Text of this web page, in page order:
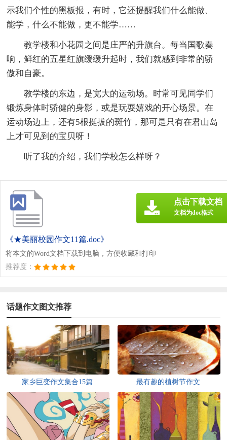
示我们个性的黑板报，有时，它还提醒我们什么能做、
能学，什么不能做，更不能学……
教学楼和小花园之间是庄严的升旗台。每当国歌奏
响，鲜红的五星红旗缓缓升起时，我们就感到非常的骄
傲和自豪。
教学楼的东边，是宽大的运动场。时常可见同学们
锻炼身体时骄健的身影，或是玩耍嬉戏的开心场景。在
运动场边上，还有5根挺拔的斑竹，那可是只有在君山岛
上才可见到的宝贝呀！
听了我的介绍，我们学校怎么样呀？
《★美丽校园作文11篇.doc》
将本文的Word文档下载到电脑，方便收藏和打印
推荐度：
点击下载文档
文档为doc格式
话题作文图文推荐
家乡巨变作文集合15篇 最有趣的植树节作文